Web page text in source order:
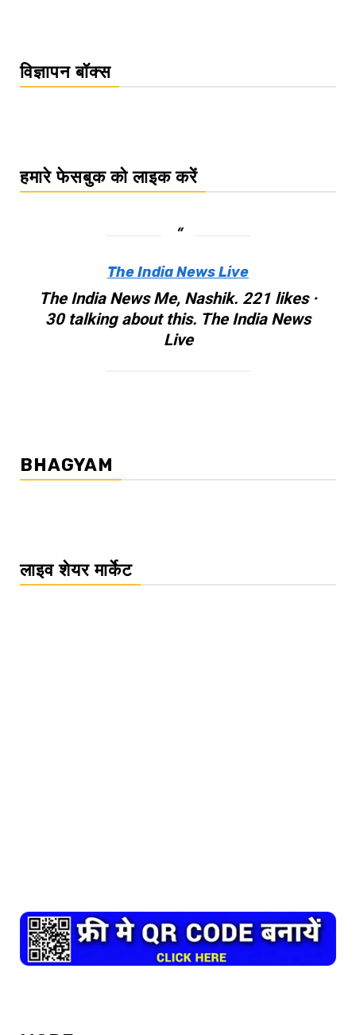
विज्ञापन बॉक्स
हमारे फेसबुक को लाइक करें
The India News Live
The India News Me, Nashik. 221 likes ·
30 talking about this. The India News
Live
BHAGYAM
लाइव शेयर मार्केट